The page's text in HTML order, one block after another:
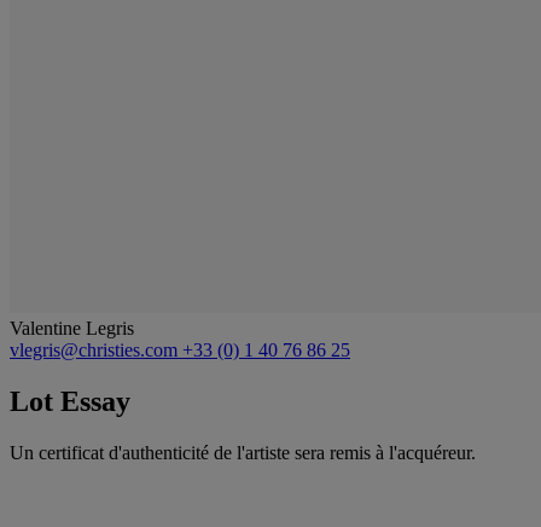
Valentine Legris
vlegris@christies.com +33 (0) 1 40 76 86 25
Lot Essay
Un certificat d'authenticité de l'artiste sera remis à l'acquéreur.